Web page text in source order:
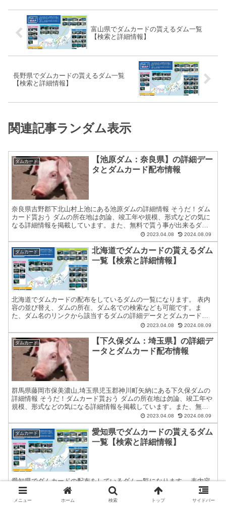
富山県でダムカードの貰えるダム一覧
【検索と詳細情報】
長野県でダムカードの貰えるダム一覧
【検索と詳細情報】
関連記事ランダム表示
ダムカード
【池原ダム：奈良県】の詳細デー
タとダムカード配布情報
奈良県吉野郡下北山村上池にある池原ダムの詳細情報 そうだ！ダム
カード貰おう ダムの所在地は勿論、竣工年や規模、形式などの気に
なる詳細情報を掲載しています。また、無料で貰う事が出来るダム
カードの配布場所住所等についても紹介しています。 ダムカ...
2023.04.08 2024.08.09
ダムカード
北海道でダムカードの貰えるダム
一覧【検索と詳細情報】
北海道でダムカードの配布をしているダムの一覧になります。 表内
容の並び替え、ダムの所在、ダム名での検索なども可能です。ま
た、ダム名のリンクから該当するダムの詳細データとダムカード配
布場所の名称・住所・配布時間などの情報もご覧いただけます。 ...
2023.04.08 2024.08.09
ダムカード
【下久保ダム：埼玉県】の詳細デ
ータとダムカード配布情報
群馬県藤岡市保美濃山,埼玉県児玉郡神川町矢納にある下久保ダムの
詳細情報 そうだ！ダムカード貰おう ダムの所在地は勿論、竣工年や
規模、形式などの気になる詳細情報を掲載しています。また、無料
で貰う事が出来るダムカードの配布場所住所等についても紹...
2023.04.08 2024.08.09
ダムカード
愛知県でダムカードの貰えるダム
一覧【検索と詳細情報】
愛知県でダムカードの配布をしているダム一覧になります。 表内容
の並び替え、ダムの所在、ダム名での検索なども可能です。また、
ダム名のリンクから該当するダムの詳細データとダムカード配布場
メニュー ホーム 検索 トップ サイドバー